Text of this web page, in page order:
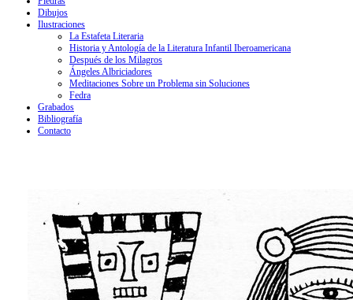
Dibujos
Ilustraciones
La Estafeta Literaria
Historia y Antología de la Literatura Infantil Iberoamericana
Después de los Milagros
Ángeles Albriciadores
Meditaciones Sobre un Problema sin Soluciones
Fedra
Grabados
Bibliografía
Contacto